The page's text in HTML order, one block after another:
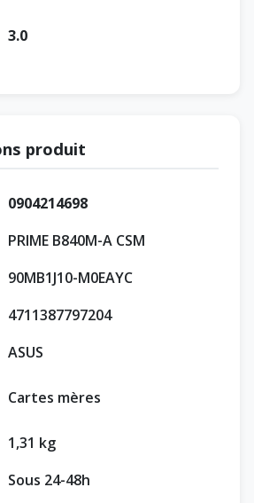
3.0
produit
0904214698
PRIME B840M-A CSM
90MB1J10-M0EAYC
4711387797204
ASUS
Cartes mères
1,31 kg
Sous 24-48h